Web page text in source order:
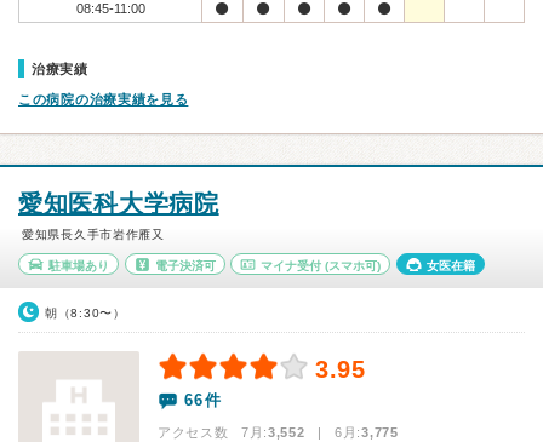
08:45-11:00
治療実績
この病院の治療実績を見る
愛知医科大学病院
愛知県長久手市岩作雁又
駐車場あり 電子決済可 マイナ受付 (スマホ可) 女医在籍
朝（8:30〜）
3.95
66件
アクセス数 7月:3,552 | 6月:3,775